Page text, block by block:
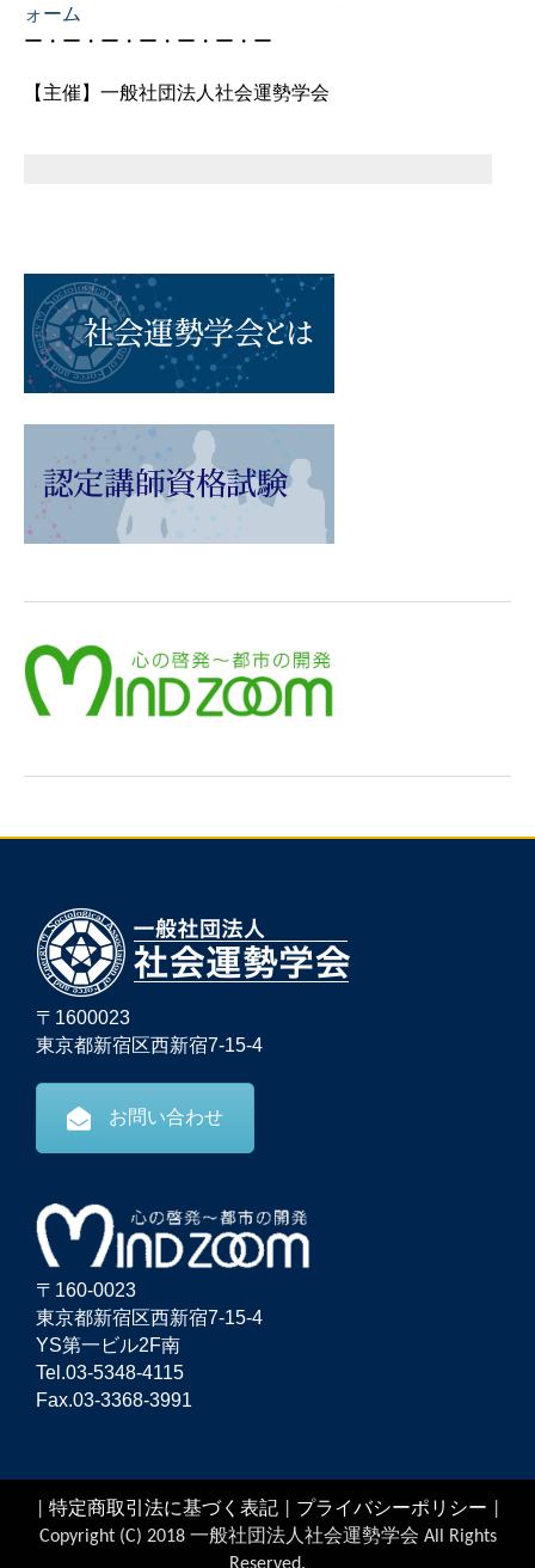
ォーム
ー・ー・ー・ー・ー・ー・ー
【主催】一般社団法人社会運勢学会
〒1600023
東京都新宿区西新宿7-15-4
お問い合わせ
〒160-0023
東京都新宿区西新宿7-15-4
YS第一ビル2F南
Tel.03-5348-4115
Fax.03-3368-3991
特定商取引法に基づく表記| プライバシーポリシー
Copyright (C) 2018 一般社団法人社会運勢学会 All Rights